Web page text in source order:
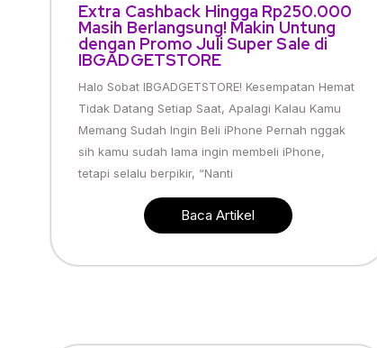
Extra Cashback Hingga Rp250.000
Masih Berlangsung! Makin Untung
dengan Promo Juli Super Sale di
IBGADGETSTORE
Halo Sobat IBGADGETSTORE! Kesempatan Hemat
Tidak Datang Setiap Saat, Apalagi Kalau Kamu
Memang Sudah Ingin Beli iPhone Pernah nggak
sih kamu sudah lama ingin membeli iPhone,
tetapi selalu berpikir, “Nanti
Baca Artikel